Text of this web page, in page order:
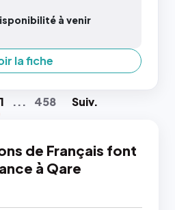
à venir
la fiche
... 458 Suiv.
de Français font
à Qare